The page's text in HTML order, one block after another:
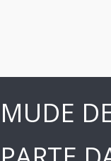
MUDE